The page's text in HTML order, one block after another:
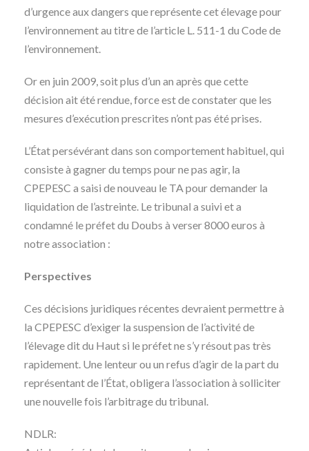
d’urgence aux dangers que représente cet élevage pour
l’environnement au titre de l’article L. 511-1 du Code de
l’environnement.
Or en juin 2009, soit plus d’un an après que cette
décision ait été rendue, force est de constater que les
mesures d’exécution prescrites n’ont pas été prises.
L’État persévérant dans son comportement habituel, qui
consiste à gagner du temps pour ne pas agir, la
CPEPESC a saisi de nouveau le TA pour demander la
liquidation de l’astreinte. Le tribunal a suivi et a
condamné le préfet du Doubs à verser 8000 euros à
notre association :
Perspectives
Ces décisions juridiques récentes devraient permettre à
la CPEPESC d’exiger la suspension de l’activité de
l’élevage dit du Haut si le préfet ne s’y résout pas très
rapidement. Une lenteur ou un refus d’agir de la part du
représentant de l’État, obligera l’association à solliciter
une nouvelle fois l’arbitrage du tribunal.
NDLR: